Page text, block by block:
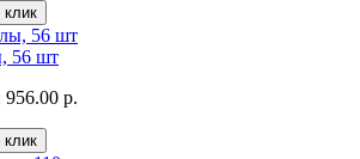
клик
56 шт
956.00 р.
клик